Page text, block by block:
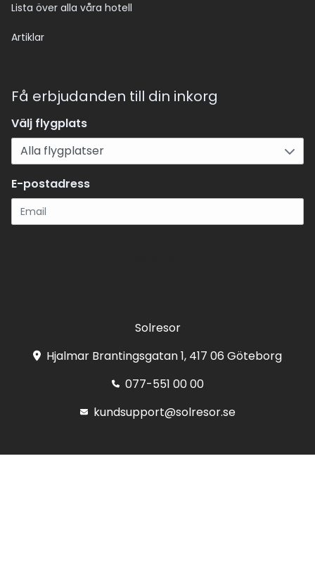
Lista över alla våra hotell
Artiklar
Få erbjudanden till din inkorg
Välj flygplats
E-postadress
Solresor
Hjalmar Brantingsgatan 1, 417 06 Göteborg
077-551 00 00
kundsupport@solresor.se